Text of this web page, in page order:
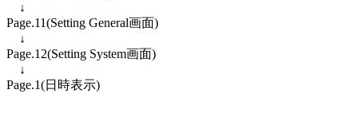
↓
Page.11(Setting General画面)
↓
Page.12(Setting System画面)
↓
Page.1(日時表示)